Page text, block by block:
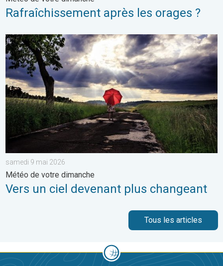
Rafraîchissement après les orages ?
Vers un ciel devenant plus changeant. Météo de votre
samedi 9 mai 2026
Météo de votre dimanche
Vers un ciel devenant plus changeant
Tous les articles